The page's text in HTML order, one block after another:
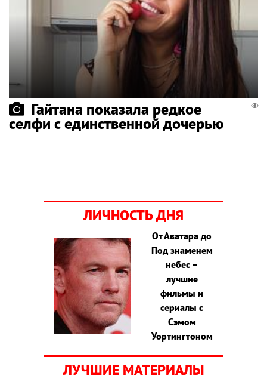
Гайтана показала редкое
селфи с единственной дочерью
ЛИЧНОСТЬ ДНЯ
От Аватара до
Под знаменем
небес –
лучшие
фильмы и
сериалы с
Сэмом
Уортингтоном
ЛУЧШИЕ МАТЕРИАЛЫ